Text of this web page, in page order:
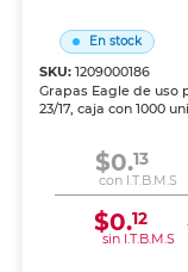
En stock
SKU:1209000186
Grapas Eagle de uso
23/17, caja con 1000
en alambre de acero
reforzado.
engrapadoras de uso
pesado.
$0.13
con I.T.B.M.S
$0.12
sin I.T.B.M.S